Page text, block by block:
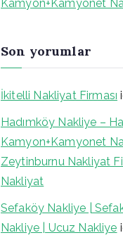
Kamyon+Kamyonet
Son yorumlar
İkitelli Nakliyat Firması
Hadımköy Nakliye –
Kamyon+Kamyonet
Zeytinburnu Nakliyat
Nakliyat
Sefaköy Nakliye |
Nakliye | Ucuz Nakliye